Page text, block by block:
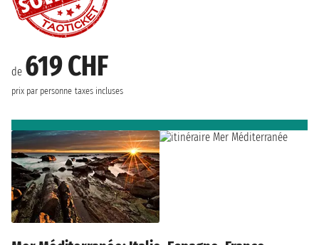
de 619 CHF
prix par personne taxes incluses